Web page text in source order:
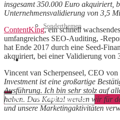
Sonderthemen
Geschäftskonto eröffnen
insgesamt 350.000 Euro akquiriert,
Unternehmensvalidierung von 3,5
ContentKing, ein schnell
umfangreiches SEO-Auditing, -
hat Ende 2017 durch eine Seed-
akquiriert, bei einer Validierung von
Vincent van Scherpenseel, CEO
Investment ist eine großartige
Ausführung. Ich bin sehr stolz auf
haben. Das Kapital werden wir für
und unsere Marketingaktivitäten